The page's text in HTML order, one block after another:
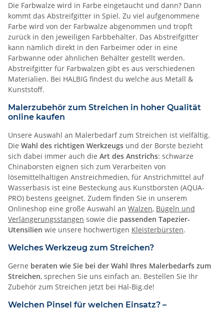
Die Farbwalze wird in Farbe eingetaucht und dann? Dann
kommt das Abstreifgitter in Spiel. Zu viel aufgenommene
Farbe wird von der Farbwalze abgenommen und tropft
zurück in den jeweiligen Farbbehälter. Das Abstreifgitter
kann nämlich direkt in den Farbeimer oder in eine
Farbwanne oder ähnlichen Behälter gestellt werden.
Abstreifgitter für Farbwalzen gibt es aus verschiedenen
Materialien. Bei HALBIG findest du welche aus Metall &
Kunststoff.
Malerzubehör zum Streichen in hoher Qualität
online kaufen
Unsere Auswahl an Malerbedarf zum Streichen ist vielfältig.
Die Wahl des richtigen Werkzeugs und der Borste bezieht
sich dabei immer auch die Art des Anstrichs: schwarze
Chinaborsten eignen sich zum Verarbeiten von
lösemittelhaltigen Anstreichmedien, für Anstrichmittel auf
Wasserbasis ist eine Besteckung aus Kunstborsten (AQUA-
PRO) bestens geeignet. Zudem finden Sie in unserem
Onlineshop eine große Auswahl an Walzen, Bügeln und
Verlängerungsstangen sowie die passenden Tapezier-
Utensilien wie unsere hochwertigen Kleisterbürsten.
Welches Werkzeug zum Streichen?
Gerne beraten wie Sie bei der Wahl Ihres Malerbedarfs zum
Streichen, sprechen Sie uns einfach an. Bestellen Sie Ihr
Zubehör zum Streichen jetzt bei Hal-Big.de!
Welchen Pinsel für welchen Einsatz? –